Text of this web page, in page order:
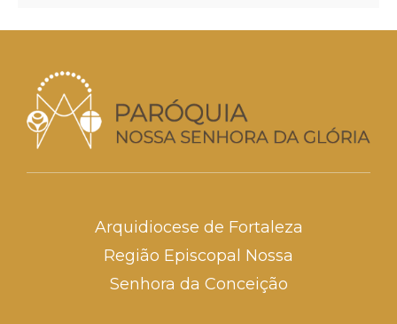
Arquidiocese de Fortaleza
Região Episcopal Nossa
Senhora da Conceição